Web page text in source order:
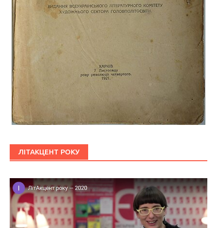
ЛІТАКЦЕНТ РОКУ